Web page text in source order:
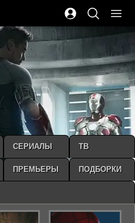
СЕРИАЛЫ ТВ
ПРЕМЬЕРЫ ПОДБОРКИ